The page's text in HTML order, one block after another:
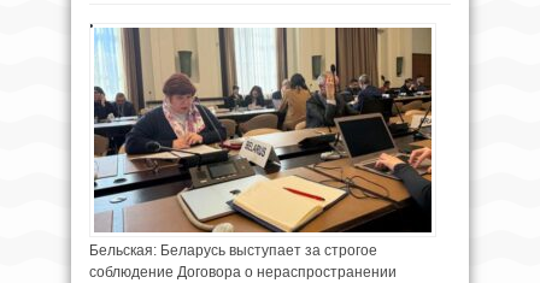
Бельская: Беларусь выступает за строгое
соблюдение Договора о нераспространении